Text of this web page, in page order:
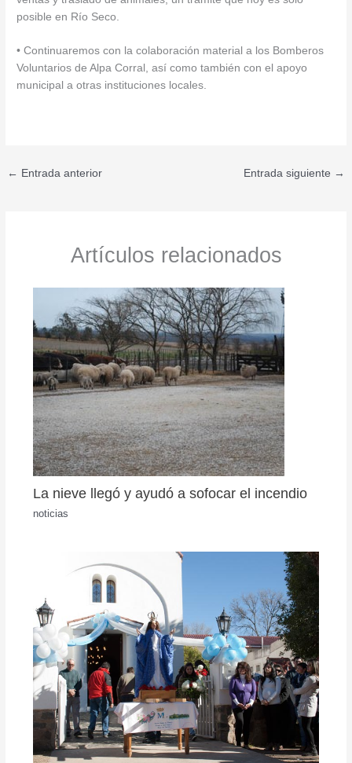
posible en Río Seco.
• Continuaremos con la colaboración material a los Bomberos
Voluntarios de Alpa Corral, así como también con el apoyo
municipal a otras instituciones locales.
← Entrada anterior Entrada siguiente →
Artículos relacionados
La nieve llegó y ayudó a sofocar el incendio
noticias